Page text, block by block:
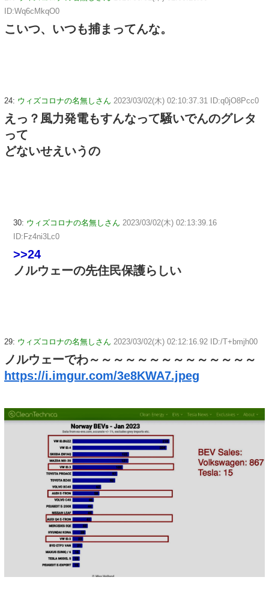
ID:Wq6cMkqO0
こいつ、いつも捕まってんな。
24: ウィズコロナの名無しさん 2023/03/02(木) 02:10:37.31 ID:q0jO8Pcc0
えっ？風力発電もすんなって騒いでんのグレタ
って
どないせえいうの
30: ウィズコロナの名無しさん 2023/03/02(木) 02:13:39.16
ID:Fz4ni3Lc0
>>24
ノルウェーの先住民保護らしい
29: ウィズコロナの名無しさん 2023/03/02(木) 02:12:16.92 ID:/T+bmjh00
ノルウェーでわ～～～～～～～～～～～～～～
https://i.imgur.com/3e8KWA7.jpeg